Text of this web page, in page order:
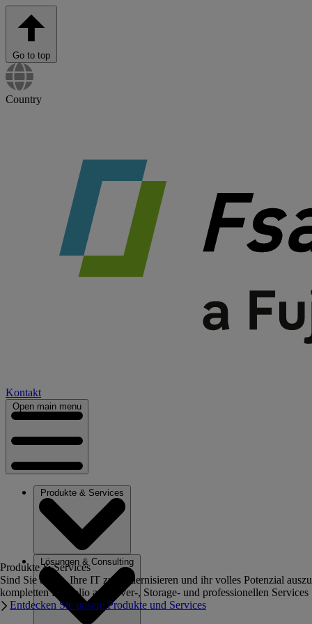
Go to top
Country
Kontakt
Open main menu
Produkte & Services
Lösungen & Consulting
Produkte & Services
Sind Sie bereit, Ihre IT zu modernisieren und ihr volles Potenzial
kompletten Portfolio an Server-, Storage- und professionellen Services
Entdecken Sie unsere Produkte und Services